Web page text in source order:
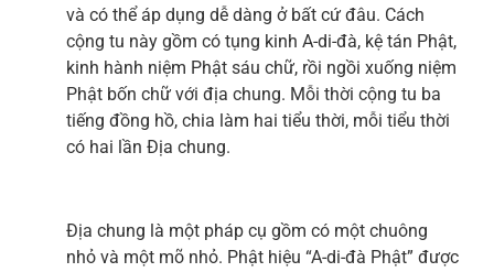
và có thể áp dụng dễ dàng ở bất cứ đâu. Cách
cộng tu này gồm có tụng kinh A-di-đà, kệ tán Phật,
kinh hành niệm Phật sáu chữ, rồi ngồi xuống niệm
Phật bốn chữ với địa chung. Mỗi thời cộng tu ba
tiếng đồng hồ, chia làm hai tiểu thời, mỗi tiểu thời
có hai lần Địa chung.
Địa chung là một pháp cụ gồm có một chuông
nhỏ và một mõ nhỏ. Phật hiệu “A-di-đà Phật” được